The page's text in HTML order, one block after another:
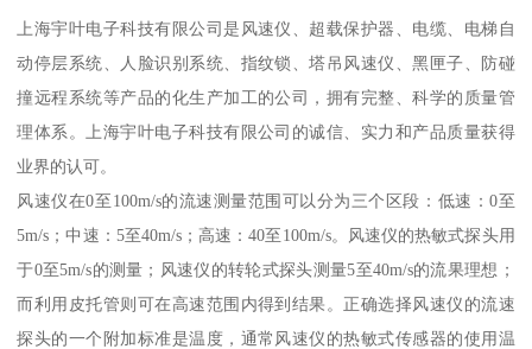
上海宇叶电子科技有限公司是风速仪、超载保护器、电缆、电梯自
动停层系统、人脸识别系统、指纹锁、塔吊风速仪、黑匣子、防碰
撞远程系统等产品的化生产加工的公司，拥有完整、科学的质量管
理体系。上海宇叶电子科技有限公司的诚信、实力和产品质量获得
业界的认可。
风速仪在0至100m/s的流速测量范围可以分为三个区段：低速：0至
5m/s；中速：5至40m/s；高速：40至100m/s。风速仪的热敏式探头用
于0至5m/s的测量；风速仪的转轮式探头测量5至40m/s的流果理想；
而利用皮托管则可在高速范围内得到结果。正确选择风速仪的流速
探头的一个附加标准是温度，通常风速仪的热敏式传感器的使用温